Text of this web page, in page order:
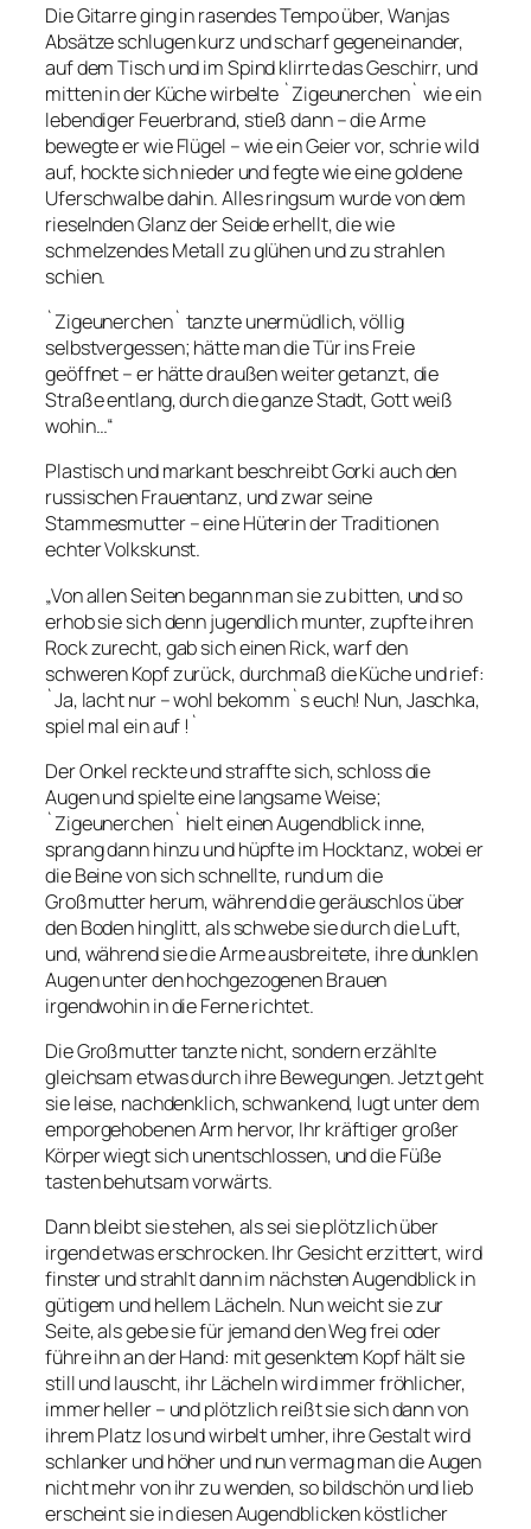
Die Gitarre ging in rasendes Tempo über, Wanjas
Absätze schlugen kurz und scharf gegeneinander,
auf dem Tisch und im Spind klirrte das Geschirr, und
mitten in der Küche wirbelte `Zigeunerchen` wie ein
lebendiger Feuerbrand, stieß dann – die Arme
bewegte er wie Flügel – wie ein Geier vor, schrie wild
auf, hockte sich nieder und fegte wie eine goldene
Uferschwalbe dahin. Alles ringsum wurde von dem
rieselnden Glanz der Seide erhellt, die wie
schmelzendes Metall zu glühen und zu strahlen
schien.
`Zigeunerchen` tanzte unermüdlich, völlig
selbstvergessen; hätte man die Tür ins Freie
geöffnet – er hätte draußen weiter getanzt, die
Straße entlang, durch die ganze Stadt, Gott weiß
wohin…“
Plastisch und markant beschreibt Gorki auch den
russischen Frauentanz, und zwar seine
Stammesmutter – eine Hüterin der Traditionen
echter Volkskunst.
„Von allen Seiten begann man sie zu bitten, und so
erhob sie sich denn jugendlich munter, zupfte ihren
Rock zurecht, gab sich einen Rick, warf den
schweren Kopf zurück, durchmaß die Küche und rief:
`Ja, lacht nur – wohl bekomm`s euch! Nun, Jaschka,
spiel mal ein auf !`
Der Onkel reckte und straffte sich, schloss die
Augen und spielte eine langsame Weise;
`Zigeunerchen` hielt einen Augendblick inne,
sprang dann hinzu und hüpfte im Hocktanz, wobei er
die Beine von sich schnellte, rund um die
Großmutter herum, während die geräuschlos über
den Boden hinglitt, als schwebe sie durch die Luft,
und, während sie die Arme ausbreitete, ihre dunklen
Augen unter den hochgezogenen Brauen
irgendwohin in die Ferne richtet.
Die Großmutter tanzte nicht, sondern erzählte
gleichsam etwas durch ihre Bewegungen. Jetzt geht
sie leise, nachdenklich, schwankend, lugt unter dem
emporgehobenen Arm hervor, Ihr kräftiger großer
Körper wiegt sich unentschlossen, und die Füße
tasten behutsam vorwärts.
Dann bleibt sie stehen, als sei sie plötzlich über
irgend etwas erschrocken. Ihr Gesicht erzittert, wird
finster und strahlt dann im nächsten Augendblick in
gütigem und hellem Lächeln. Nun weicht sie zur
Seite, als gebe sie für jemand den Weg frei oder
führe ihn an der Hand: mit gesenktem Kopf hält sie
still und lauscht, ihr Lächeln wird immer fröhlicher,
immer heller – und plötzlich reißt sie sich dann von
ihrem Platz los und wirbelt umher, ihre Gestalt wird
schlanker und höher und nun vermag man die Augen
nicht mehr von ihr zu wenden, so bildschön und lieb
erscheint sie in diesen Augendblicken köstlicher